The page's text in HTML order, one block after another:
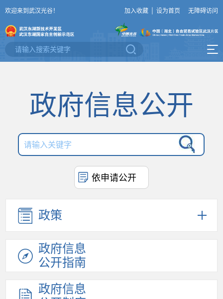
欢迎来到武汉光谷！ 加入收藏 设为首页 无障碍访问
政府信息公开
依申请公开
政策
政府信息
公开指南
政府信息